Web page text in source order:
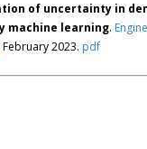
of uncertainty in
machine learning.
February 2023. pdf